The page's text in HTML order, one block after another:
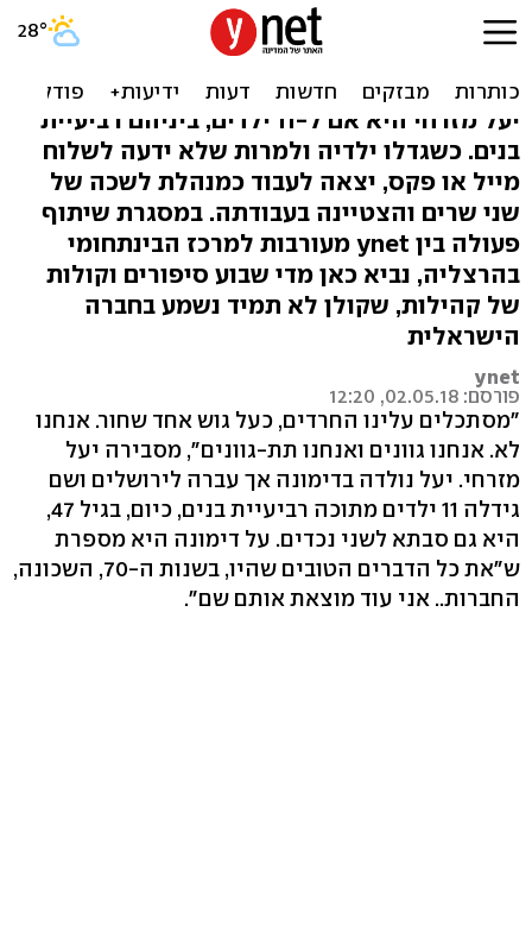
"אבל תגידי, למה לא כל
החרדים כמוך?"
יעל מזרחי היא אם ל-11 ילדים, ביניהם רביעיית
בנים. כשגדלו ילדיה ולמרות שלא ידעה לשלוח
מייל או פקס, יצאה לעבוד כמנהלת לשכה של
שני שרים והצטיינה בעבודתה. במסגרת שיתוף
פעולה בין ynet מעורבות למרכז הבינתחומי
בהרצליה, נביא כאן מדי שבוע סיפורים וקולות
של קהילות, שקולן לא תמיד נשמע בחברה
הישראלית
ynet
פורסם: 02.05.18, 12:20
"מסתכלים עלינו החרדים, כעל גוש אחד שחור. אנחנו
לא. אנחנו גוונים ואנחנו תת-גוונים", מסבירה יעל
מזרחי. יעל נולדה בדימונה אך עברה לירושלים ושם
גידלה 11 ילדים מתוכה רביעיית בנים, כיום, בגיל 47,
היא גם סבתא לשני נכדים. על דימונה היא מספרת
ש"את כל הדברים הטובים שהיו, בשנות ה-70, השכונה,
החברות.. אני עוד מוצאת אותם שם".